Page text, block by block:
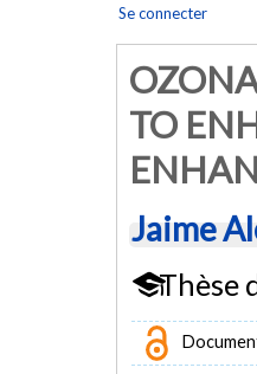
Se connecter
TO
Jaime
Thèse